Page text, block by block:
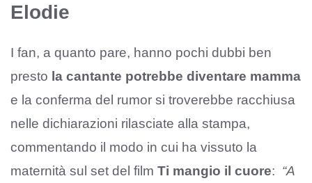
Elodie
I fan, a quanto pare, hanno pochi dubbi ben
presto la cantante potrebbe diventare mamma
e la conferma del rumor si troverebbe racchiusa
nelle dichiarazioni rilasciate alla stampa,
commentando il modo in cui ha vissuto la
maternità sul set del film Ti mangio il cuore: “A